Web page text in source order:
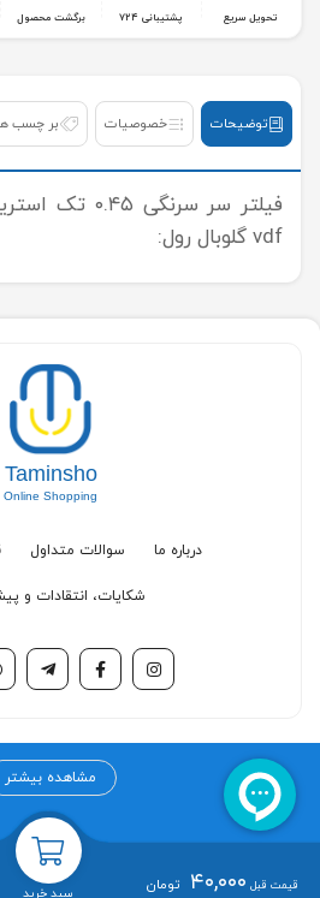
قیمت قبل ۴۰,۰۰۰ تومان
تحویل سریع پشتیبانی ۷۲۴ برگشت محصول
توضیحات خصوصیات بر چسب
vdf گلوبال رول:
Taminsho
Online Shopping
درباره ما سوالات متداول
شکایات، انتقادات و
مرکز خرید اینترنتی تامین شو به عنوان
سلامت، درمان و
سبد خرید
مشاهده بیشتر